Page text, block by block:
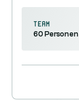
Team
60 Personen